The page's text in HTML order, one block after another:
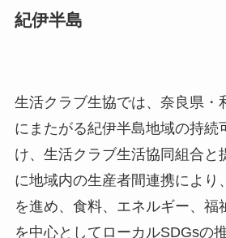
紀伊半島
生活クラブ生協では、奈良県・
にまたがる紀伊半島地域の持続
け、生活クラブ生活協同組合と
に地域内の生産者間連携により
を進め、食料、エネルギー、福
を中心としてローカルSDGsの